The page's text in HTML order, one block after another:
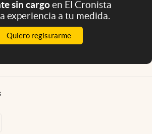
sin cargoen El Cronista
experiencia a tu medida.
Quiero registrarme